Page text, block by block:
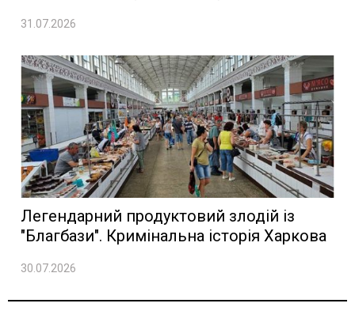
31.07.2026
Легендарний продуктовий злодій із
"Благбази". Кримінальна історія Харкова
30.07.2026